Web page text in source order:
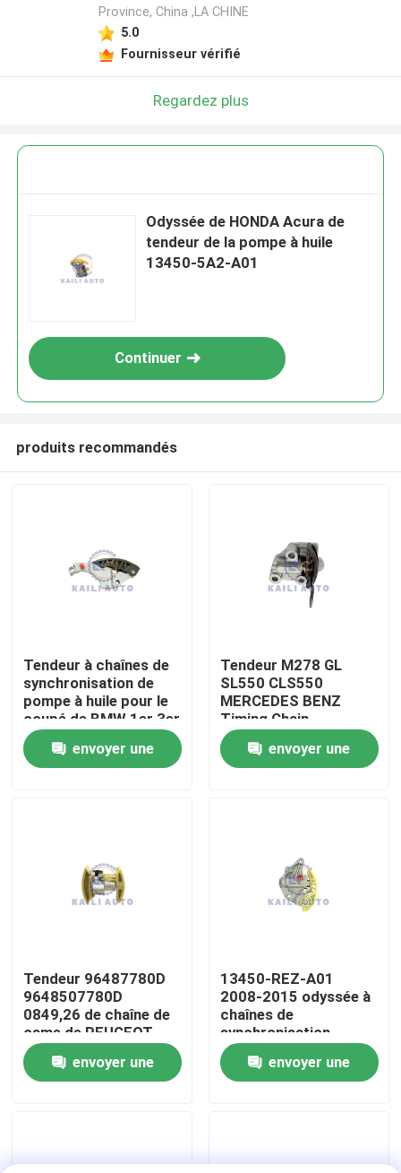
Produits
Vidéos
Visite de l'usine
Nous contacter
Nouvelles
Kit à chaînes de synchronisation
Province, China ,LA CHINE
5.0
Fournisseur vérifié
Regardez plus
Odyssée de HONDA Acura de
tendeur de la pompe à huile
13450-5A2-A01
Continuer
produits recommandés
Tendeur à chaînes de
synchronisation de
pompe à huile pour le
coupé de BMW 1er 3er
voyageant
11417505842
envoyer une
Tendeur M278 GL
SL550 CLS550
MERCEDES BENZ
Timing Chain
Tensioner de la pompe
à huile A2780500611
envoyer une
Tendeur 96487780D
9648507780D
0849,26 de chaîne de
came de PEUGEOT
CITROEN DV6ATED4
1,6 Hdi envoyer une
13450-REZ-A01
2008-2015 odyssée à
chaînes de
synchronisation
ACURA de l'Accord
K24Z3 K24Z2
Crosstour du tendeur
envoyer une